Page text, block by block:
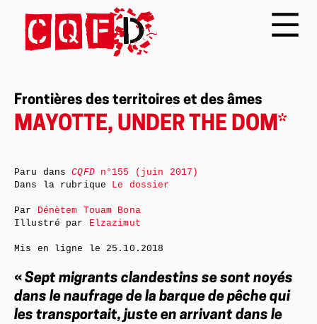
Frontières des territoires et des âmes
MAYOTTE, UNDER THE DOM*
« Sept migrants clandestins se sont noyés
dans le naufrage de la barque de pêche qui
les transportait, juste en arrivant dans le
Paru dansCQFDn°155 (juin 2017)
Dans la rubrique Le dossier
Par Dénètem Touam Bona
Illustré par Elzazimut
Mis en ligne le 25.10.2018